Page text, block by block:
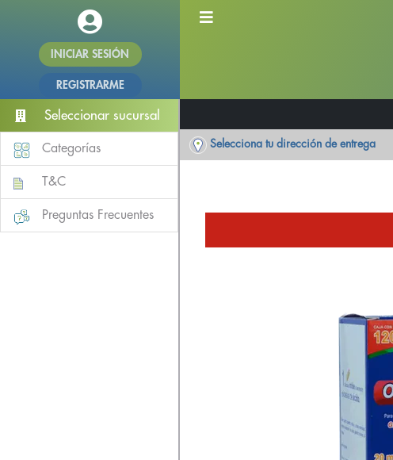
INICIAR SESIÓN
REGISTRARME
Seleccionar sucursal
Categorías
T&C
Preguntas Frecuentes
Selecciona tu dirección de entrega